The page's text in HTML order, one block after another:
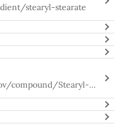
stearyl-stearate
compound/Stearyl-